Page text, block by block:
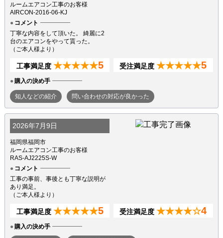
ルームエアコン工事のお客様
AIRCON-2016-06-KJ
コメント
丁寧な内容をして頂いた。 綺麗に2
台のエアコンをやって貰った。
（ご本人様より）
工事満足度 ★★★★★5 受注満足度 ★★★★★5
購入の決め手
知人などの紹介 問い合わせの対応が良かった
2026年7月9日
福岡県福岡市
ルームエアコン工事のお客様
RAS-AJ2225S-W
コメント
工事の事前、事後とも丁寧な説明が
あり満足。
（ご本人様より）
工事満足度 ★★★★★5 受注満足度 ★★★★☆4
購入の決め手